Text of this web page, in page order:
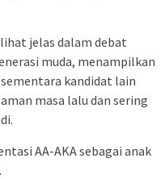
jelas dalam debat
muda, menampilkan
kandidat lain
masa lalu dan sering
AA-AKA sebagai anak